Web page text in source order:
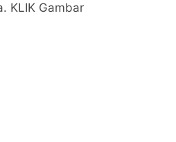
KLIK Gambar